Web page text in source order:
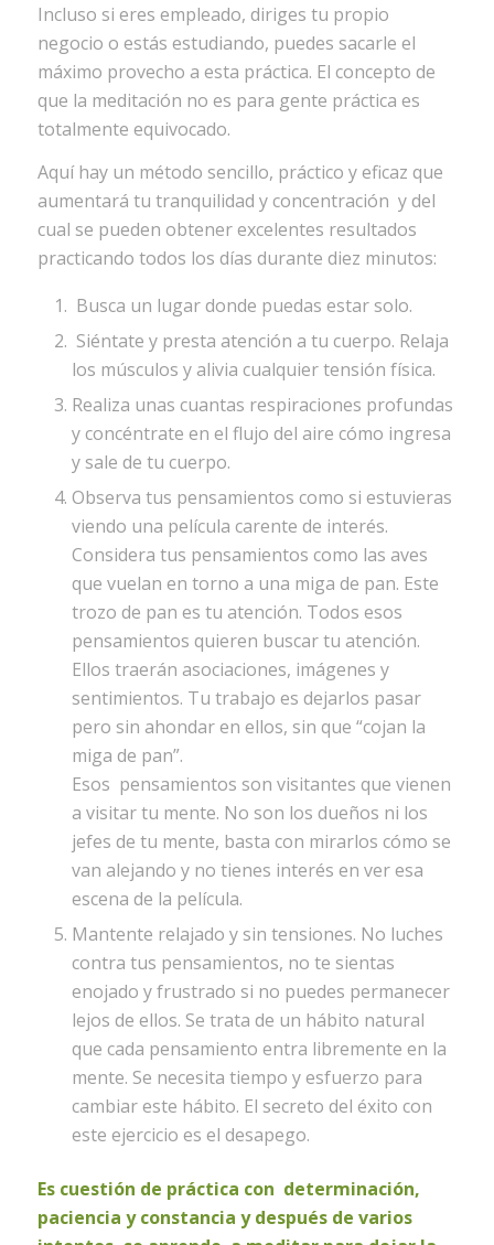
Incluso si eres empleado, diriges tu propio
negocio o estás estudiando, puedes sacarle el
máximo provecho a esta práctica. El concepto de
que la meditación no es para gente práctica es
totalmente equivocado.
Aquí hay un método sencillo, práctico y eficaz que
aumentará tu tranquilidad y concentración y del
cual se pueden obtener excelentes resultados
practicando todos los días durante diez minutos:
Busca un lugar donde puedas estar solo.
Siéntate y presta atención a tu cuerpo. Relaja
los músculos y alivia cualquier tensión física.
Realiza unas cuantas respiraciones profundas
y concéntrate en el flujo del aire cómo ingresa
y sale de tu cuerpo.
Observa tus pensamientos como si estuvieras
viendo una película carente de interés.
Considera tus pensamientos como las aves
que vuelan en torno a una miga de pan. Este
trozo de pan es tu atención. Todos esos
pensamientos quieren buscar tu atención.
Ellos traerán asociaciones, imágenes y
sentimientos. Tu trabajo es dejarlos pasar
pero sin ahondar en ellos, sin que “cojan la
miga de pan”.
Esos pensamientos son visitantes que vienen
a visitar tu mente. No son los dueños ni los
jefes de tu mente, basta con mirarlos cómo se
van alejando y no tienes interés en ver esa
escena de la película.
Mantente relajado y sin tensiones. No luches
contra tus pensamientos, no te sientas
enojado y frustrado si no puedes permanecer
lejos de ellos. Se trata de un hábito natural
que cada pensamiento entra libremente en la
mente. Se necesita tiempo y esfuerzo para
cambiar este hábito. El secreto del éxito con
este ejercicio es el desapego.
Es cuestión de práctica con determinación,
paciencia y constancia y después de varios